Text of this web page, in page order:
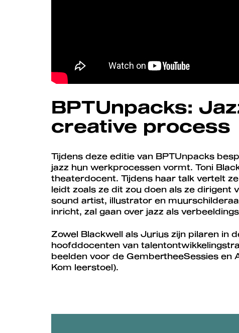
BPTUnpacks:
creative process
Tijdens deze editie van BPTUnpacks
jazz hun werkprocessen vormt. Toni
theaterdocent. Tijdens haar talk vertelt
leidt zoals ze dit zou doen als ze dirigent
sound artist, illustrator en
inricht, zal gaan over jazz als
Zowel Blackwell als Jurius zijn pilaren in
hoofddocenten van
beelden voor de GembertheeSessies en
Kom leerstoel).